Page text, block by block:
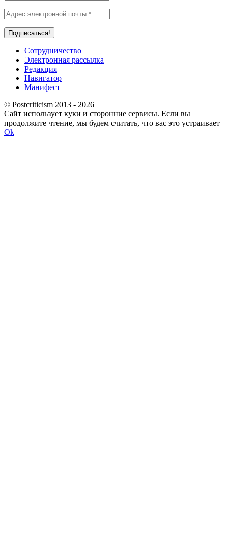
Сотрудничество
Электронная рассылка
Редакция
Навигатор
Манифест
© Postcriticism 2013 - 2026
Сайт использует куки и сторонние сервисы. Если вы
продолжите чтение, мы будем считать, что вас это устраивает
Ok